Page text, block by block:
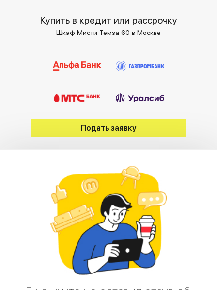
Купить в кредит или рассрочку
Шкаф Мисти Темза 60 в Москве
Подать заявку